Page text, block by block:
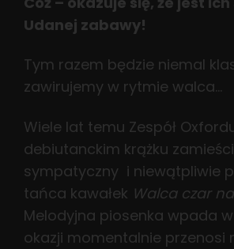
Udanej zabawy!
Tym razem będzie niemal
zawirujemy w rytmie walca…
Wiele lat temu Zespół
debiutanckim krążku
sympatyczny i niewątpliwie
tańca kawałek Walca czar
Melodyjna piosenka wpada
okazji momentalnie przenosi